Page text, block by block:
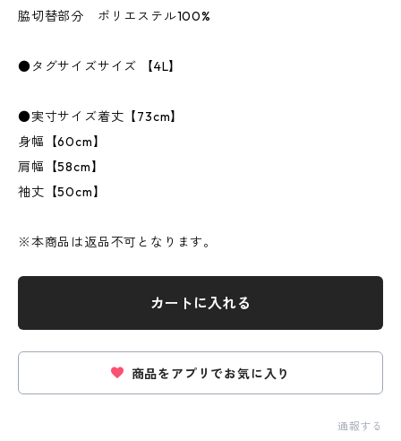
脇切替部分 ポリエステル100%
●タグサイズサイズ 【4L】
●実寸サイズ着丈【73cm】
身幅【60cm】
肩幅【58cm】
袖丈【50cm】
※本商品は返品不可となります。
カートに入れる
商品をアプリでお気に入り
通報する